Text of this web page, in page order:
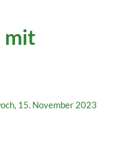
mit
15. November 2023